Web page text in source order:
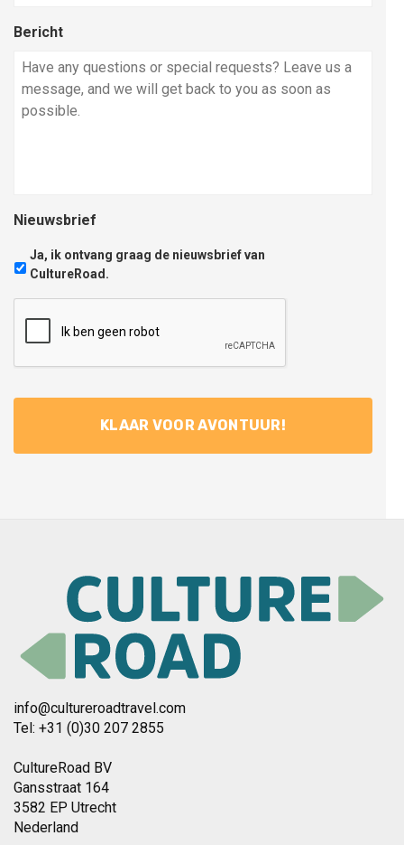
Bericht
Nieuwsbrief
Ja, ik ontvang graag de nieuwsbrief van
CultureRoad.
info@cultureroadtravel.com
Tel: +31 (0)30 207 2855
CultureRoad BV
Gansstraat 164
3582 EP Utrecht
Nederland